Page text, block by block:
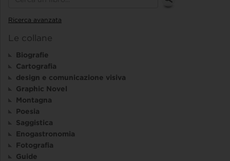
Ricerca avanzata
Le collane
Biografie
Cartografia
design e comunicazione visiva
Graphic Novel
Montagna
Poesia
Saggistica
Enogastronomia
Fotografia
Guide